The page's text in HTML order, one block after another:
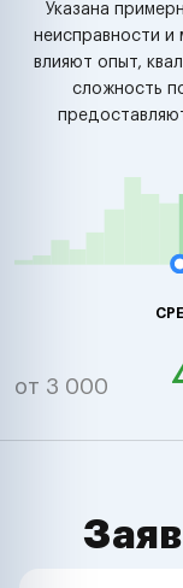
Указана
неисправности и
влияют опыт,
сложность
от 3 000